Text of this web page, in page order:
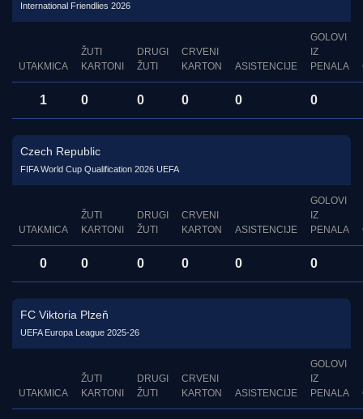
International Friendlies 2026
UTAKMICA
ŽUTI
KARTONI
DRUGI
ŽUTI
CRVENI
KARTON
ASISTENCIJE
GOLOVI
IZ
PENALA
1 0 0 0 0 0
Czech Republic
FIFA World Cup Qualification 2026 UEFA
UTAKMICA
ŽUTI
KARTONI
DRUGI
ŽUTI
CRVENI
KARTON
ASISTENCIJE
GOLOVI
IZ
PENALA
0 0 0 0 0 0
FC Viktoria Plzeň
UEFA Europa League 2025-26
UTAKMICA
ŽUTI
KARTONI
DRUGI
ŽUTI
CRVENI
KARTON
ASISTENCIJE
GOLOVI
IZ
PENALA